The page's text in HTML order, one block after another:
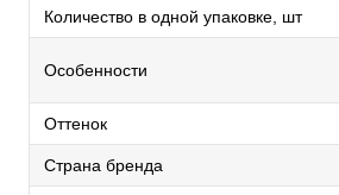
Количество в одной упаковке, шт
Особенности
Оттенок
Страна бренда